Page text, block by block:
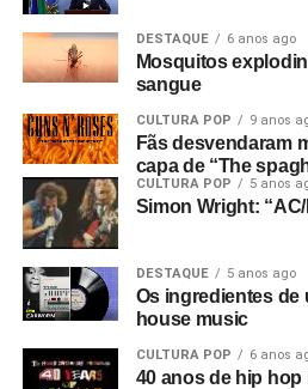
DESTAQUE 6 anos ago
Mosquitos
sangue
CULTURA POP 9 anos
Fãs desvendaram
capa de “The
CULTURA POP 5 anos
Simon Wright:
DESTAQUE 5 anos ago
Os ingredientes de
house music
CULTURA POP 6 anos
40 anos de hip